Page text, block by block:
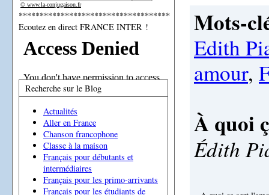
© www.la-conjugaison.fr
************************************
Ecoutez en direct FRANCE INTER !
Recherche sur le Blog
Actualités
Aller en France
Chanson francophone
Classe à la maison
Français pour débutants et
intermédiaires
Français pour les primo-arrivants
Français pour les étudiants de
Mots-
Edith
amour,
À quoi
Édith